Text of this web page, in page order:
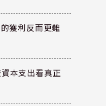
獲利反而更難
本支出看真正